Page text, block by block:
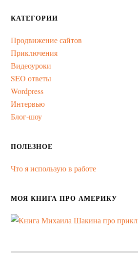
КАТЕГОРИИ
Продвижение сайтов
Приключения
Видеоуроки
SEO ответы
Wordpress
Интервью
Блог-шоу
ПОЛЕЗНОЕ
Что я использую в работе
МОЯ КНИГА ПРО АМЕРИКУ